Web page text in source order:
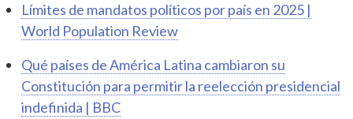
Límites de mandatos políticos por país en 2025 |
World Population Review
Qué países de América Latina cambiaron su
Constitución para permitir la reelección presidencial
indefinida | BBC